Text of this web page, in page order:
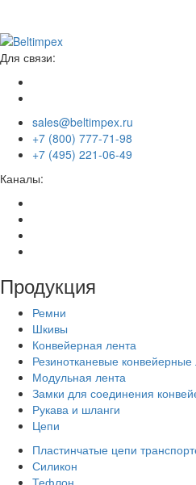
Для связи:
sales@beltimpex.ru
+7 (800) 777-71-98
+7 (495) 221-06-49
Каналы:
Продукция
Ремни
Шкивы
Конвейерная лента
Резинотканевые конвейерные
Модульная лента
Замки для соединения
Рукава и шланги
Цепи
Пластинчатые цепи
Силикон